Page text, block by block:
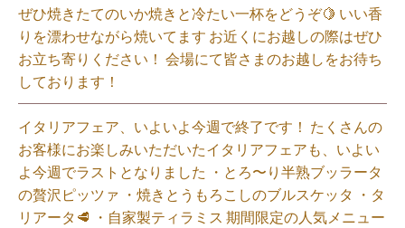
ぜひ焼きたてのいか焼きと冷たい一杯をどうぞ🍋 いい香
りを漂わせながら焼いてます お近くにお越しの際はぜひ
お立ち寄りください！ 会場にて皆さまのお越しをお待ち
しております！
イタリアフェア、いよいよ今週で終了です！ たくさんの
お客様にお楽しみいただいたイタリアフェアも、いよい
よ今週でラストとなりました ・とろ〜り半熟ブッラータ
の贅沢ピッツァ ・焼きとうもろこしのブルスケッタ ・タ
リアータ🥩 ・自家製ティラミス 期間限定の人気メニュー